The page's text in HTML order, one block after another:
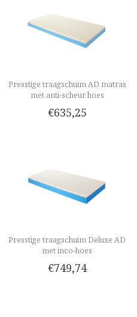
Presstige traagschuim AD matras
met anti-scheur hoes
€635,25
Presstige traagschuim Deluxe AD
met inco-hoes
€749,74